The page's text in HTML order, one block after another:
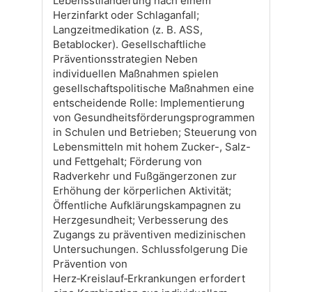
Herzinfarkt oder Schlaganfall;
Langzeitmedikation (z. B. ASS,
Betablocker). Gesellschaftliche
Präventionsstrategien Neben
individuellen Maßnahmen spielen
gesellschaftspolitische Maßnahmen eine
entscheidende Rolle: Implementierung
von Gesundheitsförderungsprogrammen
in Schulen und Betrieben; Steuerung von
Lebensmitteln mit hohem Zucker-, Salz-
und Fettgehalt; Förderung von
Radverkehr und Fußgängerzonen zur
Erhöhung der körperlichen Aktivität;
Öffentliche Aufklärungskampagnen zu
Herzgesundheit; Verbesserung des
Zugangs zu präventiven medizinischen
Untersuchungen. Schlussfolgerung Die
Prävention von
Herz‑Kreislauf‑Erkrankungen erfordert